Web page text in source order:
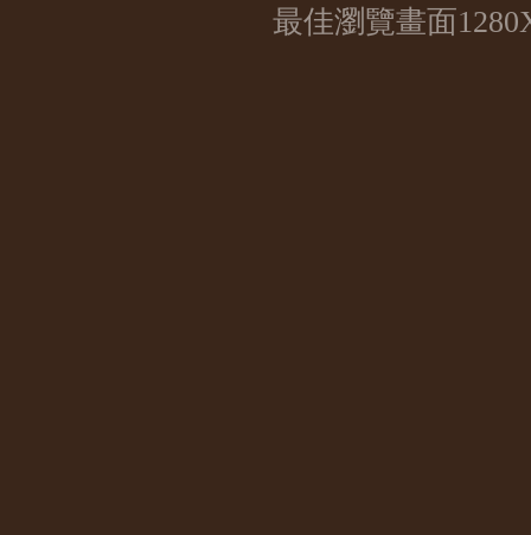
最佳瀏覽畫面